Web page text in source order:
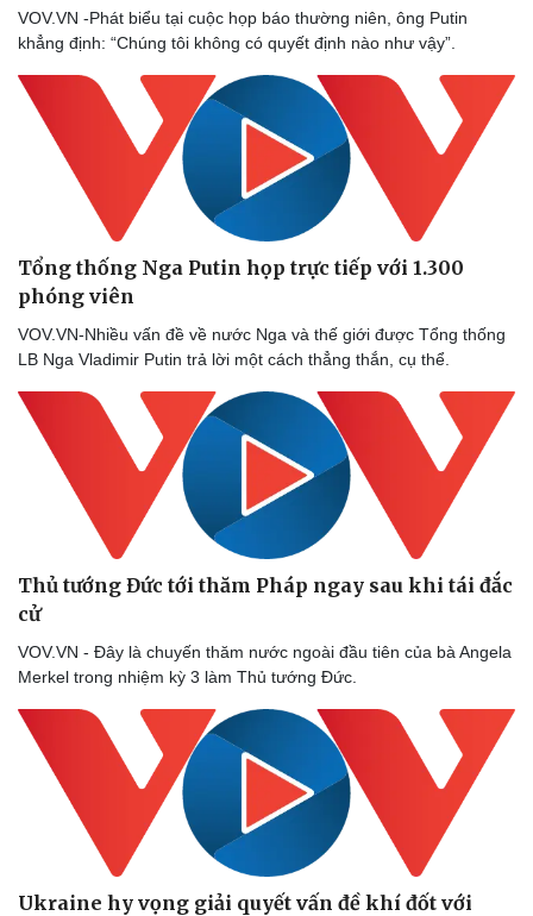
VOV.VN -Phát biểu tại cuộc họp báo thường niên, ông Putin
khẳng định: “Chúng tôi không có quyết định nào như vậy”.
Tổng thống Nga Putin họp trực tiếp với 1.300
phóng viên
VOV.VN-Nhiều vấn đề về nước Nga và thế giới được Tổng thống
LB Nga Vladimir Putin trả lời một cách thẳng thắn, cụ thể.
Thủ tướng Đức tới thăm Pháp ngay sau khi tái đắc
cử
VOV.VN - Đây là chuyến thăm nước ngoài đầu tiên của bà Angela
Merkel trong nhiệm kỳ 3 làm Thủ tướng Đức.
Ukraine hy vọng giải quyết vấn đề khí đốt với